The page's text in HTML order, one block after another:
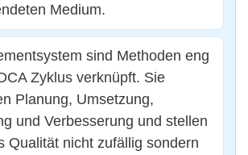
Medium.
sind Methoden eng
Zyklus verknüpft. Sie
Planung, Umsetzung,
und Verbesserung und stellen
Qualität nicht zufällig sondern